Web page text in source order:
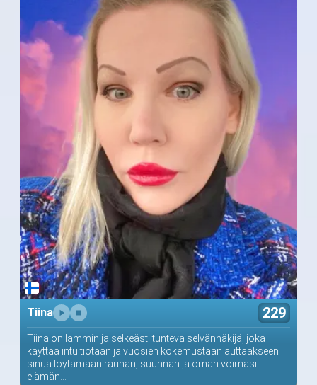
Tiina 229
Tiina on lämmin ja selkeästi tunteva selvännäkijä, joka
käyttää intuitiotaan ja vuosien kokemustaan auttaakseen
sinua löytämään rauhan, suunnan ja oman voimasi
elämän...